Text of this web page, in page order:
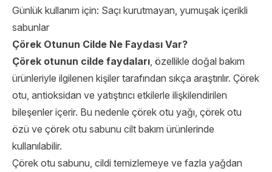
Günlük kullanım için: Saçı kurutmayan, yumuşak içerikli
sabunlar
Çörek Otunun Cilde Ne Faydası Var?
Çörek otunun cilde faydaları, özellikle doğal bakım
ürünleriyle ilgilenen kişiler tarafından sıkça araştırılır. Çörek
otu, antioksidan ve yatıştırıcı etkilerle ilişkilendirilen
bileşenler içerir. Bu nedenle çörek otu yağı, çörek otu
özü ve çörek otu sabunu cilt bakım ürünlerinde
kullanılabilir.
Çörek otu sabunu, cildi temizlemeye ve fazla yağdan